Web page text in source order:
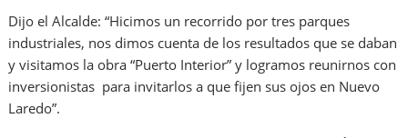
Dijo el Alcalde: “Hicimos un recorrido por tres parques
industriales, nos dimos cuenta de los resultados que se daban
y visitamos la obra “Puerto Interior” y logramos reunirnos con
inversionistas para invitarlos a que fijen sus ojos en Nuevo
Laredo”.